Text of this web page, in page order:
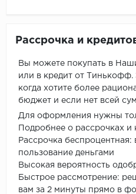
Рассрочка и
Вы можете покупать в
или в кредит от Тинькофф.
когда хотите более
бюджет и если нет всей
Для оформления нужны
Подробнее о рассрочках
Рассрочка беспроцентная:
пользование деньгами
Высокая вероятность
Быстрое рассмотрение:
вам за 2 минуты прямо в